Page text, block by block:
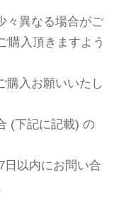
々異なる場合がご
購入頂きますよう
購入お願いいたし
(下記に記載) の
日以内にお問い合